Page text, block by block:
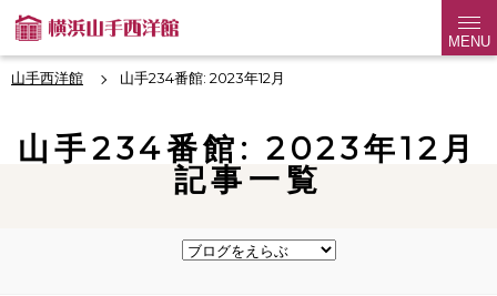
MENU
山手西洋館 山手234番館: 2023年12月
山手234番館: 2023年12月
記事一覧